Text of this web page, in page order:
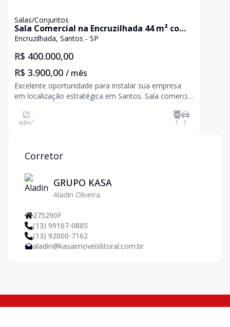
Salas/Conjuntos
Sala Comercial na Encruzilhada 44 m² com
Vaga Prédio Completo Próx Ana Costa
Encruzilhada, Santos - SP
R$ 400.000,00
R$ 3.900,00 / mês
Excelente oportunidade para instalar sua empresa
em localização estratégica em Santos. Sala comercial
44m² 1 1
Corretor
GRUPO KASA
Aladin Oliveira
275290F
(13) 99167-0885
(13) 92000-7162
aladin@kasaimoveislitoral.com.br